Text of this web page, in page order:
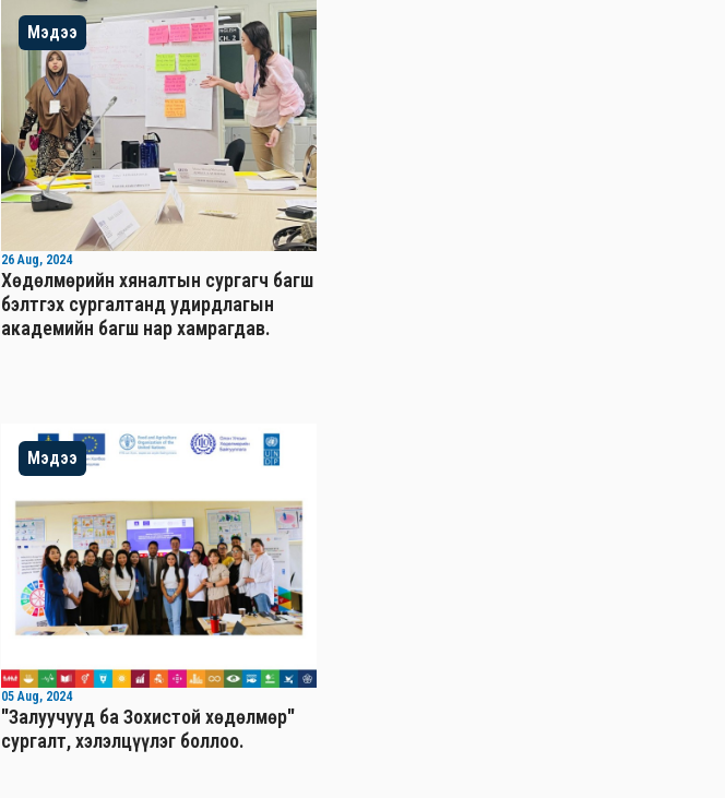
Мэдээ
26 Aug, 2024
Хөдөлмөрийн хяналтын сургагч багш
бэлтгэх сургалтанд удирдлагын
академийн багш нар хамрагдав.
Мэдээ
05 Aug, 2024
"Залуучууд ба Зохистой хөдөлмөр"
сургалт, хэлэлцүүлэг боллоо.